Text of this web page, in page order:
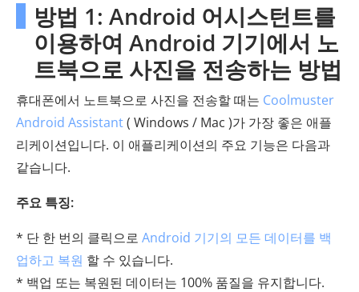
방법 1: Android 어시스턴트를
이용하여 Android 기기에서 노
트북으로 사진을 전송하는 방법
휴대폰에서 노트북으로 사진을 전송할 때는 Coolmuster
Android Assistant( Windows / Mac )가 가장 좋은 애플
리케이션입니다. 이 애플리케이션의 주요 기능은 다음과
같습니다.
주요 특징:
* 단 한 번의 클릭으로 Android 기기의 모든 데이터를 백
업하고 복원 할 수 있습니다.
* 백업 또는 복원된 데이터는 100% 품질을 유지합니다.